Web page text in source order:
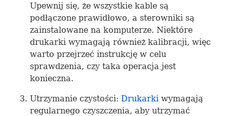
Upewnij się, że wszystkie kable są
podłączone prawidłowo, a sterowniki są
zainstalowane na komputerze. Niektóre
drukarki wymagają również kalibracji, więc
warto przejrzeć instrukcję w celu
sprawdzenia, czy taka operacja jest
konieczna.
Utrzymanie czystości: Drukarki wymagają
regularnego czyszczenia, aby utrzymać